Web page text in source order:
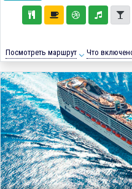
Посмотреть маршрут Что